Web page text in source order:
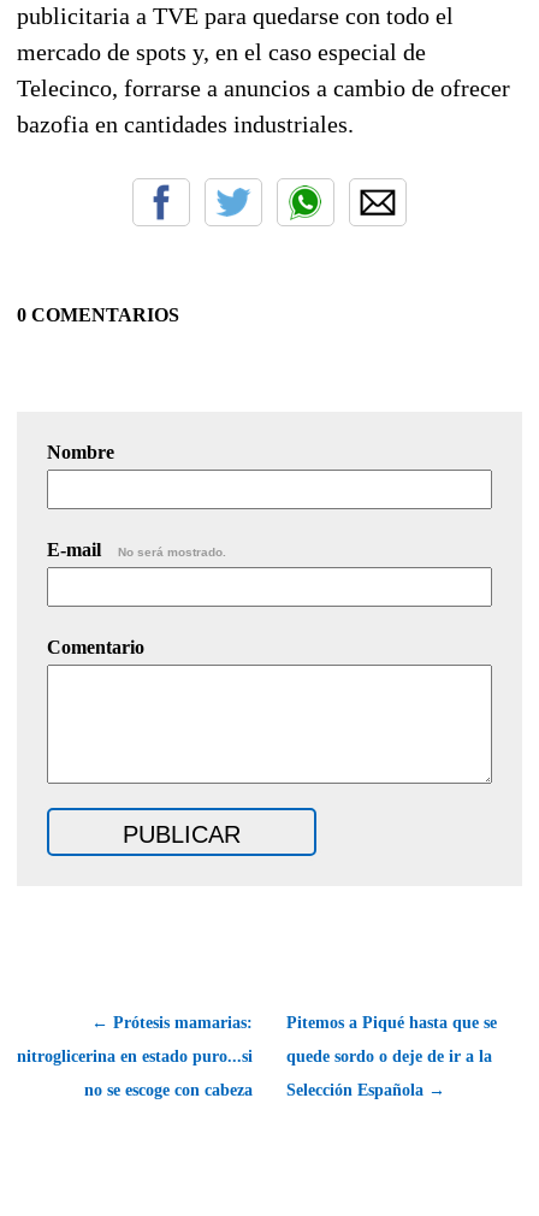
publicitaria a TVE para quedarse con todo el
mercado de spots y, en el caso especial de
Telecinco, forrarse a anuncios a cambio de ofrecer
bazofia en cantidades industriales.
0 COMENTARIOS
Nombre
E-mail No será mostrado.
Comentario
← Prótesis mamarias:
nitroglicerina en estado puro...si
no se escoge con cabeza
Pitemos a Piqué hasta que se
quede sordo o deje de ir a la
Selección Española →